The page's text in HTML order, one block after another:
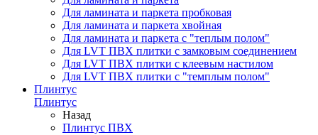
Для ламината и паркета пробковая
Для ламината и паркета хвойная
Для ламината и паркета с "теплым полом"
Для LVT ПВХ плитки с замковым соединением
Для LVT ПВХ плитки с клеевым настилом
Для LVT ПВХ плитки с "темплым полом"
Плинтус
Плинтус
Назад
Плинтус ПВХ